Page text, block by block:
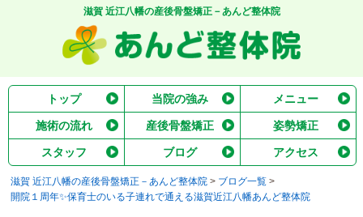
滋賀 近江八幡の産後骨盤矯正－あんど整体院
トップ 当院の強み メニュー
施術の流れ 産後骨盤矯正 姿勢矯正
スタッフ ブログ アクセス
滋賀 近江八幡の産後骨盤矯正－あんど整体院 > ブログ一覧 >
開院１周年✨保育士のいる子連れで通える滋賀近江八幡あんど整体院